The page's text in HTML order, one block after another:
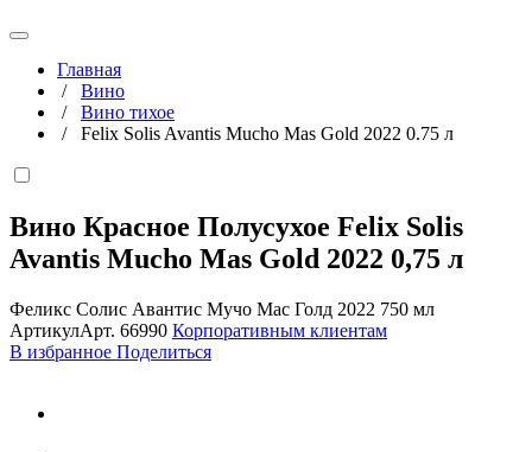
Главная
/ Вино
/ Вино тихое
/ Felix Solis Avantis Mucho Mas Gold 2022 0.75 л
Вино Красное Полусухое Felix Solis
Avantis Mucho Mas Gold 2022 0,75 л
Феликс Солис Авантис Мучо Мас Голд 2022 750 мл
АртикулАрт. 66990 Корпоративным клиентам
В избранное Поделиться